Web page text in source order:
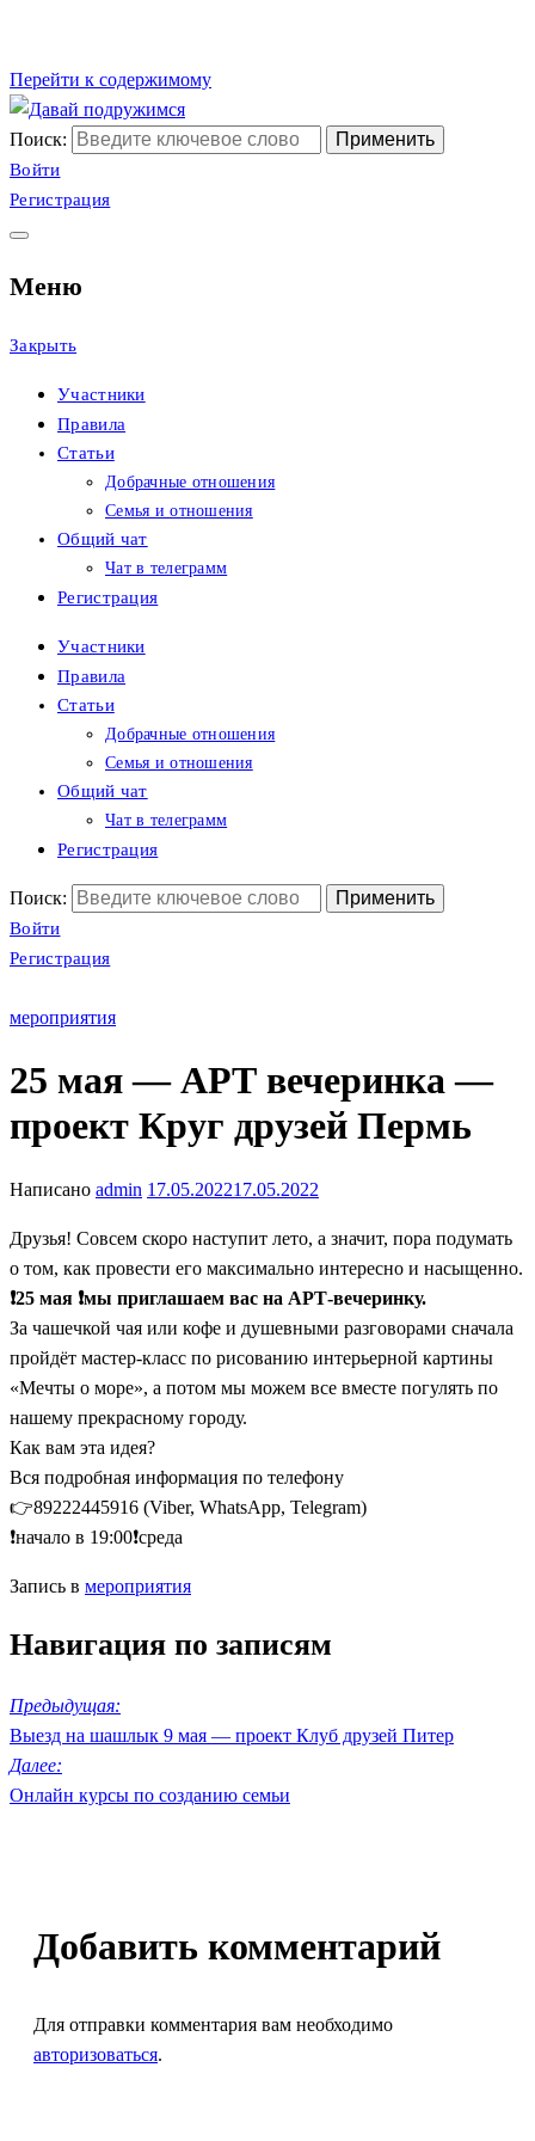
Перейти к содержимому
Сайт христианских
знакомств
Давай подружимся
Поиск:
Войти
Регистрация
Меню
Закрыть
Участники
Правила
Статьи
Добрачные отношения
Семья и отношения
Общий чат
Чат в телеграмм
Регистрация
Участники
Правила
Статьи
Добрачные отношения
Семья и отношения
Общий чат
Чат в телеграмм
Регистрация
Поиск:
Войти
Регистрация
мероприятия
25 мая — АРТ вечеринка —
проект Круг друзей Пермь
Написано admin 17.05.202217.05.2022
Друзья! Совсем скоро наступит лето, а значит, пора подумать
о том, как провести его максимально интересно и насыщенно.
❗25 мая ❗мы приглашаем вас на АРТ-вечеринку.
За чашечкой чая или кофе и душевными разговорами сначала
пройдёт мастер-класс по рисованию интерьерной картины
«Мечты о море», а потом мы можем все вместе погулять по
нашему прекрасному городу.
Как вам эта идея?
Вся подробная информация по телефону
👉89222445916 (Viber, WhatsApp, Telegram)
❗начало в 19:00❗среда
Запись в мероприятия
Навигация по записям
Предыдущая:
Выезд на шашлык 9 мая — проект Клуб друзей Питер
Далее:
Онлайн курсы по созданию семьи
Добавить комментарий
Для отправки комментария вам необходимо
авторизоваться.